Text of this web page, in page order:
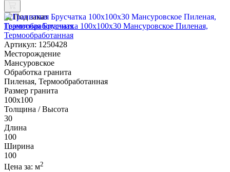
Под заказ
Гранитная Брусчатка 100х100x30 Мансуровское Пиленая,
Термообработанная
Артикул: 1250428
Месторождение
Мансуровское
Обработка гранита
Пиленая, Термообработанная
Размер гранита
100х100
Толщина / Высота
30
Длина
100
Ширина
100
Цена за: м2